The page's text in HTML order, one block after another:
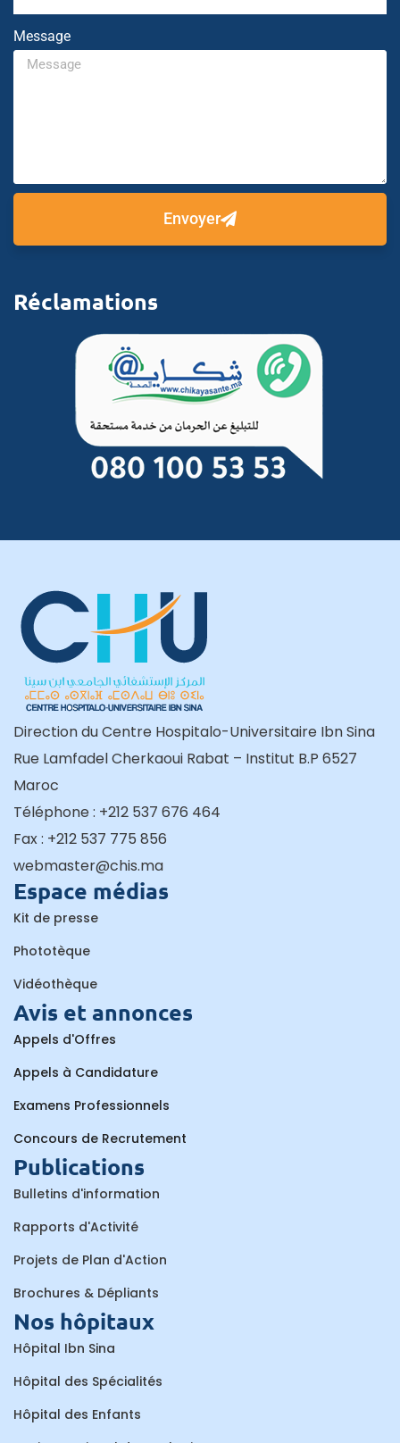
Message
Envoyer
Réclamations
Direction du Centre Hospitalo-Universitaire Ibn Sina
Rue Lamfadel Cherkaoui Rabat – Institut B.P 6527
Maroc
Téléphone : +212 537 676 464
Fax : +212 537 775 856
webmaster@chis.ma
Espace médias
Kit de presse
Phototèque
Vidéothèque
Avis et annonces
Appels d'Offres
Appels à Candidature
Examens Professionnels
Concours de Recrutement
Publications
Bulletins d'information
Rapports d'Activité
Projets de Plan d'Action
Brochures & Dépliants
Nos hôpitaux
Hôpital Ibn Sina
Hôpital des Spécialités
Hôpital des Enfants